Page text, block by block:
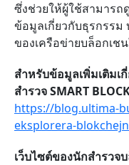
ซึ่งช่วยให้ผู้ใช้สามารถ
ข้อมูลเกี่ยวกับธุรกรรม
ของเครือข่ายบล็อกเช
สำหรับข้อมูลเพิ่มเติมเ
สำรวจSMART
https://blog.ultima-
eksplorera-
เว็บไซต์ของนักสำรวจ